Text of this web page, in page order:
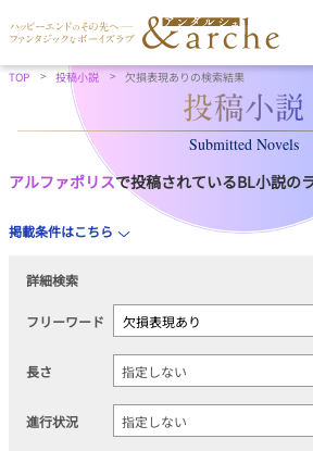
TOP 投稿小説 欠損表現ありの検索結果
Submitted Novels
アルファポリスで投稿されているBL小説の
掲載条件はこちら
詳細検索
フリーワード
長さ
進行状況